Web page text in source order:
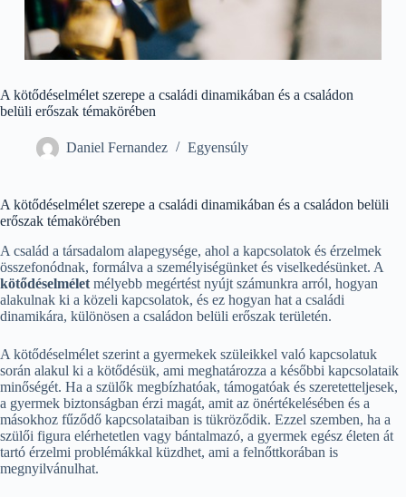
A kötődéselmélet szerepe a családi dinamikában és a családon
belüli erőszak témakörében
Daniel Fernandez Egyensúly
A kötődéselmélet szerepe a családi dinamikában és a családon belüli
erőszak témakörében
A család a társadalom alapegysége, ahol a kapcsolatok és érzelmek
összefonódnak, formálva a személyiségünket és viselkedésünket. A
kötődéselmélet mélyebb megértést nyújt számunkra arról, hogyan
alakulnak ki a közeli kapcsolatok, és ez hogyan hat a családi
dinamikára, különösen a családon belüli erőszak területén.
A kötődéselmélet szerint a gyermekek szüleikkel való kapcsolatuk
során alakul ki a kötődésük, ami meghatározza a későbbi kapcsolataik
minőségét. Ha a szülők megbízhatóak, támogatóak és szeretetteljesek,
a gyermek biztonságban érzi magát, amit az önértékelésében és a
másokhoz fűződő kapcsolataiban is tükröződik. Ezzel szemben, ha a
szülői figura elérhetetlen vagy bántalmazó, a gyermek egész életen át
tartó érzelmi problémákkal küzdhet, ami a felnőttkorában is
megnyilvánulhat.